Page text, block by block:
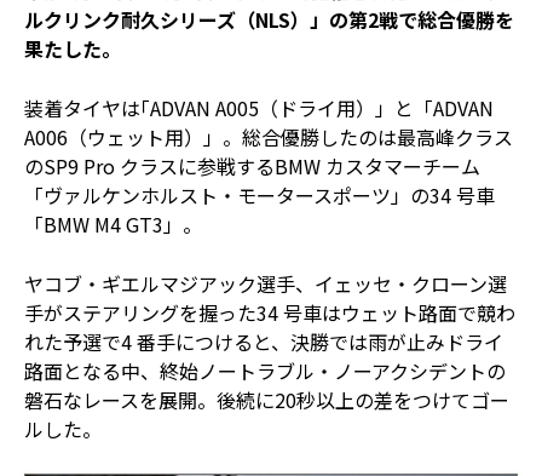
ルクリンク耐久シリーズ（NLS）」の第2戦で総合優勝を
果たした。
装着タイヤは｢ADVAN A005（ドライ用）」と「ADVAN
A006（ウェット用）」。総合優勝したのは最高峰クラス
のSP9 Pro クラスに参戦するBMW カスタマーチーム
「ヴァルケンホルスト・モータースポーツ」の34 号車
「BMW M4 GT3」。
ヤコブ・ギエルマジアック選手、イェッセ・クローン選
手がステアリングを握った34 号車はウェット路面で競わ
れた予選で4 番手につけると、決勝では雨が止みドライ
路面となる中、終始ノートラブル・ノーアクシデントの
磐石なレースを展開。後続に20秒以上の差をつけてゴー
ルした。